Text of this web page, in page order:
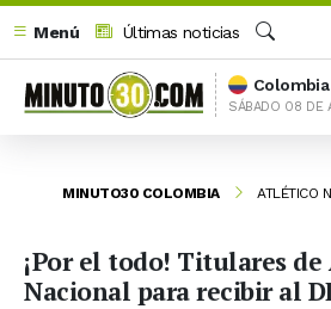
Menú
Últimas noticias
Buscar
Colombia
SÁBADO 08 DE
MINUTO30 COLOMBIA ATLÉTICO
¡Por el todo! Titulares
Nacional para recibir al